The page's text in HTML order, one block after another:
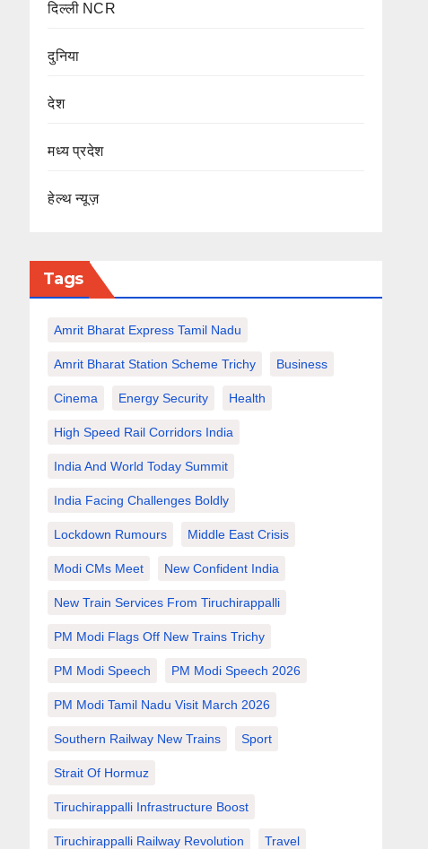
दिल्ली NCR
दुनिया
देश
मध्य प्रदेश
हेल्थ न्यूज़
Tags
Amrit Bharat Express Tamil Nadu
Amrit Bharat Station Scheme Trichy Business
Cinema Energy Security Health
High Speed Rail Corridors India
India And World Today Summit
India Facing Challenges Boldly
Lockdown Rumours Middle East Crisis
Modi CMs Meet New Confident India
New Train Services From Tiruchirappalli
PM Modi Flags Off New Trains Trichy
PM Modi Speech PM Modi Speech 2026
PM Modi Tamil Nadu Visit March 2026
Southern Railway New Trains Sport
Strait Of Hormuz
Tiruchirappalli Infrastructure Boost
Tiruchirappalli Railway Revolution Travel